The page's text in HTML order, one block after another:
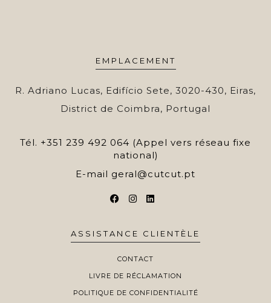
EMPLACEMENT
R. Adriano Lucas, Edifício Sete, 3020-430, Eiras,
District de Coimbra, Portugal
Tél. +351 239 492 064 (Appel vers réseau fixe
national)
E-mail geral@cutcut.pt
ASSISTANCE CLIENTÈLE
CONTACT
LIVRE DE RÉCLAMATION
POLITIQUE DE CONFIDENTIALITÉ